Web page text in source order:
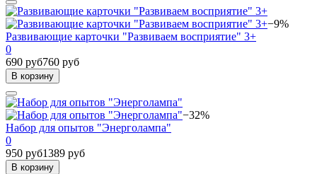
−9%
Развивающие карточки "Развиваем восприятие" 3+
0
690 руб760 руб
В корзину
−32%
Набор для опытов "Энерголампа"
0
950 руб1389 руб
В корзину